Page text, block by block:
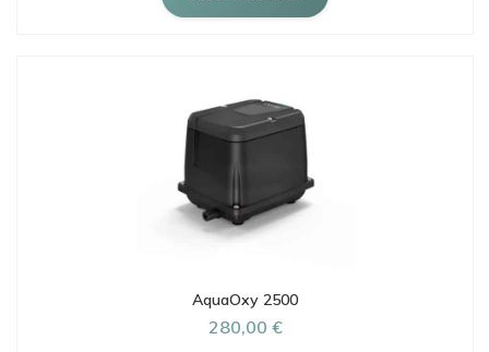
AquaOxy 2500
280,00 €